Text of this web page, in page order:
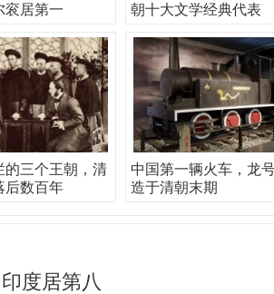
衮居第一
朝十大文学经典代表
的三个王朝，清
后数百年
中国第一辆火车，龙
造于清朝末期
度居第八